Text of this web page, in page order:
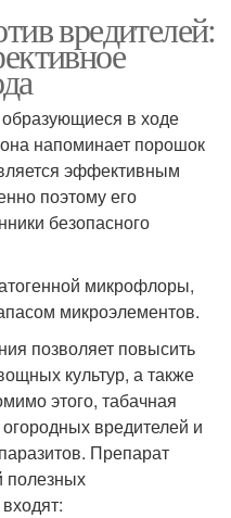
Пыль в случае
Пыль в домашних
условиях
Табачный раствор
Пыль для сада
Пыль против болезней
вредителей:
в ходе
напоминает порошок
эффективным
поэтому его
безопасного
микрофлоры,
микроэлементов.
позволяет повысить
культур, а также
этого, табачная
вредителей и
Препарат
полезных